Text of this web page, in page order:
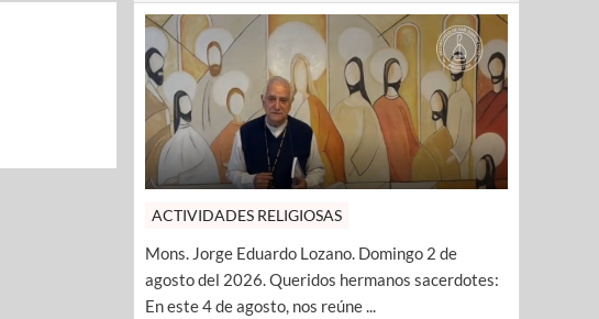
ACTIVIDADES RELIGIOSAS
Mons. Jorge Eduardo Lozano. Domingo 2 de
agosto del 2026. Queridos hermanos sacerdotes:
En este 4 de agosto, nos reúne ...